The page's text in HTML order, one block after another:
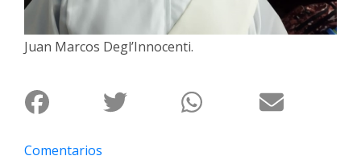
Policiales
Cartelera
Familia
Juan Marcos Degl’Innocenti.
Comentarios